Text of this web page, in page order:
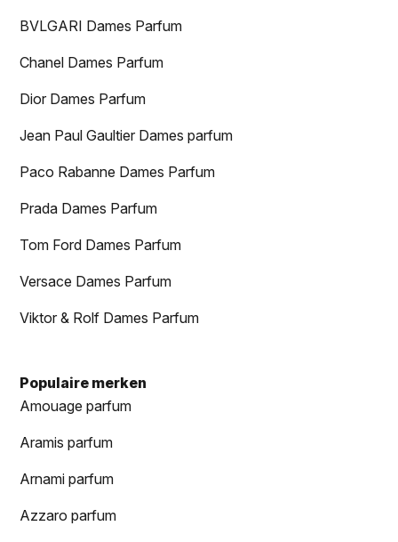
BVLGARI Dames Parfum
Chanel Dames Parfum
Dior Dames Parfum
Jean Paul Gaultier Dames parfum
Paco Rabanne Dames Parfum
Prada Dames Parfum
Tom Ford Dames Parfum
Versace Dames Parfum
Viktor & Rolf Dames Parfum
Populaire merken
Amouage parfum
Aramis parfum
Arnami parfum
Azzaro parfum